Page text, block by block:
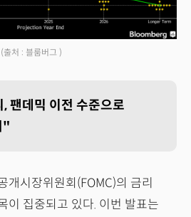
(출처 : 블룸버그 )
팬데믹 이전 수준으로
"
개시장위원회(FOMC)의 금리
이 집중되고 있다. 이번 발표는